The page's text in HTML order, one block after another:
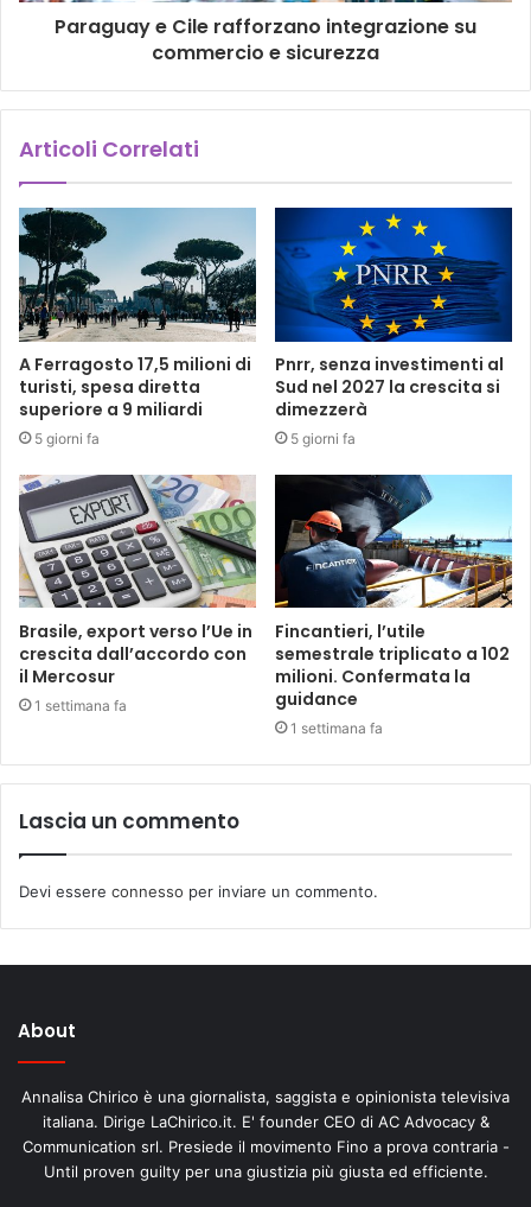
Paraguay e Cile rafforzano integrazione su
commercio e sicurezza
Articoli Correlati
A Ferragosto 17,5 milioni di
turisti, spesa diretta
superiore a 9 miliardi
5 giorni fa
Pnrr, senza investimenti al
Sud nel 2027 la crescita si
dimezzerà
5 giorni fa
Brasile, export verso l’Ue in
crescita dall’accordo con
il Mercosur
1 settimana fa
Fincantieri, l’utile
semestrale triplicato a 102
milioni. Confermata la
guidance
1 settimana fa
Lascia un commento
Devi essere connesso per inviare un commento.
About
Annalisa Chirico è una giornalista, saggista e opinionista televisiva
italiana. Dirige LaChirico.it. E' founder CEO di AC Advocacy &
Communication srl. Presiede il movimento Fino a prova contraria -
Until proven guilty per una giustizia più giusta ed efficiente.